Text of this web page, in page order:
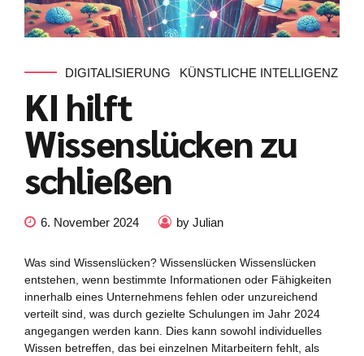
DIGITALISIERUNG KÜNSTLICHE INTELLIGENZ
KI hilft
Wissenslücken zu
schließen
6. November 2024 by Julian
Was sind Wissenslücken? Wissenslücken Wissenslücken
entstehen, wenn bestimmte Informationen oder Fähigkeiten
innerhalb eines Unternehmens fehlen oder unzureichend
verteilt sind, was durch gezielte Schulungen im Jahr 2024
angegangen werden kann. Dies kann sowohl individuelles
Wissen betreffen, das bei einzelnen Mitarbeitern fehlt, als